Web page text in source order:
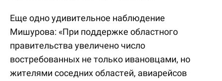
Еще одно удивительное наблюдение
Мишурова: «При поддержке областного
правительства увеличено число
востребованных не только ивановцами, но
жителями соседних областей, авиарейсов